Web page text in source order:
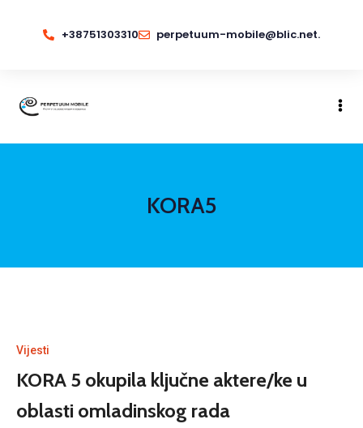
+38751303310 perpetuum-mobile@blic.net.
KORA5
Vijesti
KORA 5 okupila ključne aktere/ke u
oblasti omladinskog rada